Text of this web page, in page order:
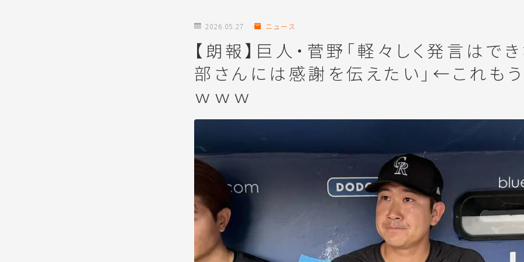
2026.05.27 ニュース
【朗報】巨人・菅野「軽々しく発言はで
部さんには感謝を伝えたい」←これも
ｗｗｗ